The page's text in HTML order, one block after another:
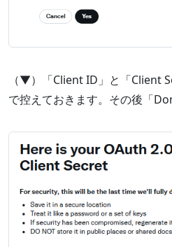
（▼）「Client ID」と「Client
で控えておきます。その後「